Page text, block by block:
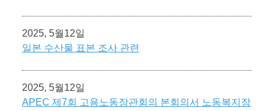
2025, 5월12일
일본 수산물 표본 조사 관련
2025, 5월12일
APEC 제7회 고용노동장관회의 본회의서 노동복지장